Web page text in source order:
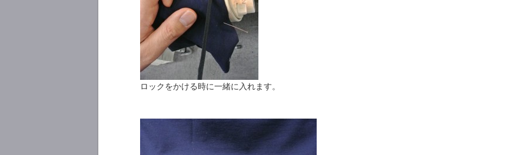
ロックをかける時に一緒に入れます。